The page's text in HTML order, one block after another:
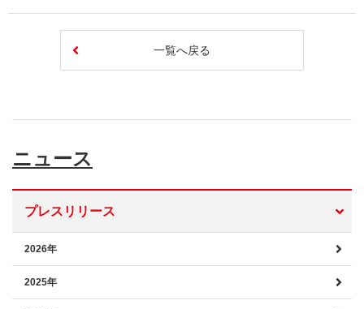
一覧へ戻る
ニュース
プレスリリース
2026年
2025年